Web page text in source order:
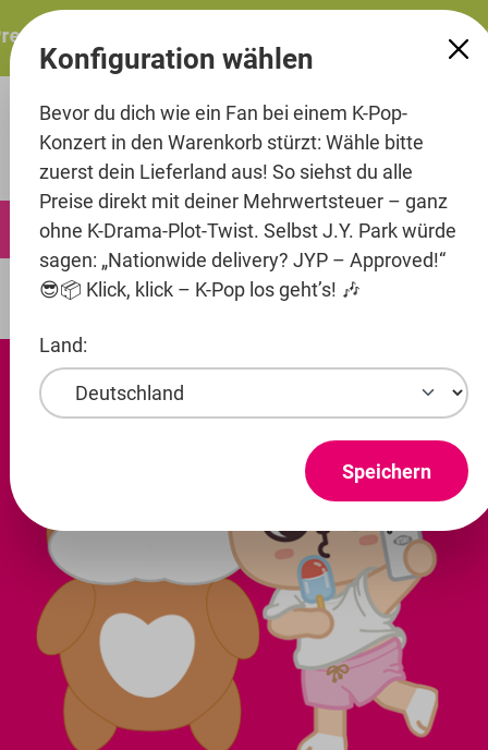
springen
ITZY – ITZY 3RD WORLD TOUR “TUNNEL
0
Printmedien Summer/Winter Packages
Konfiguration wählen
Bevor du dich wie ein Fan bei einem K-Pop-
Konzert in den Warenkorb stürzt: Wähle bitte
zuerst dein Lieferland aus! So siehst du alle
Preise direkt mit deiner Mehrwertsteuer – ganz
ohne K-Drama-Plot-Twist. Selbst J.Y. Park würde
sagen: „Nationwide delivery? JYP – Approved!“
😎📦 Klick, klick – K-Pop los geht’s! 🎶
Land:
Speichern